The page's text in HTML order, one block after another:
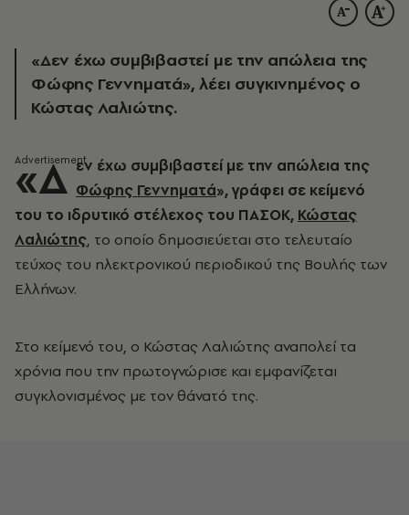
«Δεν έχω συμβιβαστεί με την απώλεια της
Φώφης Γεννηματά», λέει συγκινημένος ο
Κώστας Λαλιώτης.
«Δ εν έχω συμβιβαστεί με την απώλεια της
Φώφης Γεννηματά», γράφει σε κείμενό
του το ιδρυτικό στέλεχος του ΠΑΣΟΚ, Κώστας
Λαλιώτης, το οποίο δημοσιεύεται στο τελευταίο
τεύχος του ηλεκτρονικού περιοδικού της Βουλής των
Ελλήνων.
Στο κείμενό του, ο Κώστας Λαλιώτης αναπολεί τα
χρόνια που την πρωτογνώρισε και εμφανίζεται
συγκλονισμένος με τον θάνατό της.